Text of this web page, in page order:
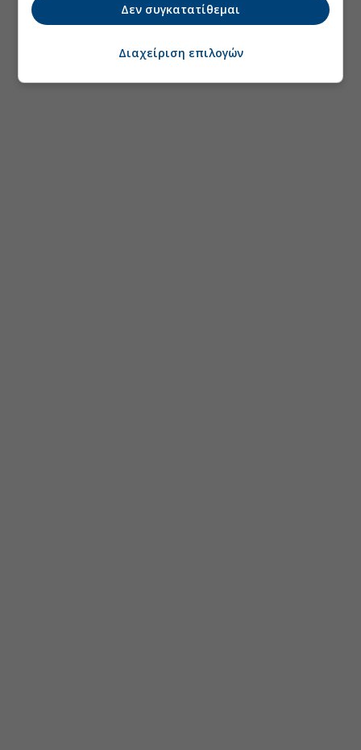
Δεν συγκατατίθεμαι
Διαχείριση επιλογών